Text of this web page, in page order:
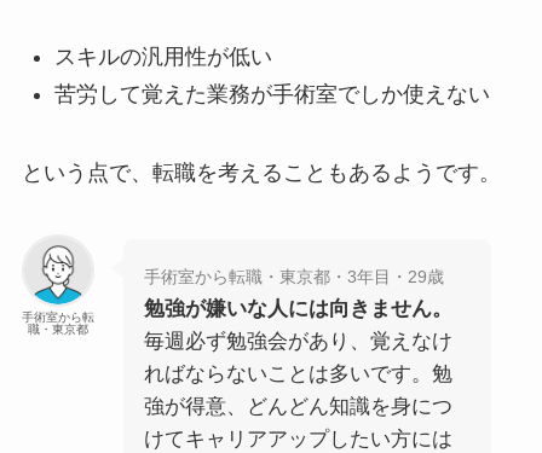
スキルの汎用性が低い
苦労して覚えた業務が手術室でしか使えない
という点で、転職を考えることもあるようです。
手術室から転
職・東京都
手術室から転職・東京都・3年目・29歳
勉強が嫌いな人には向きません。
毎週必ず勉強会があり、覚えなけ
ればならないことは多いです。勉
強が得意、どんどん知識を身につ
けてキャリアアップしたい方には